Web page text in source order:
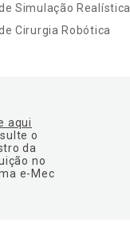
Simulação Realística
Cirurgia Robótica
aqui
o
da
no
e-Mec